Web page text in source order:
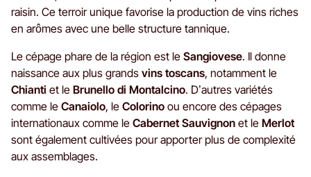
raisin. Ce terroir unique favorise la production de vins riches
en arômes avec une belle structure tannique.
Le cépage phare de la région est le Sangiovese. Il donne
naissance aux plus grands vins toscans, notamment le
Chianti et le Brunello di Montalcino. D’autres variétés
comme le Canaiolo, le Colorino ou encore des cépages
internationaux comme le Cabernet Sauvignon et le Merlot
sont également cultivées pour apporter plus de complexité
aux assemblages.